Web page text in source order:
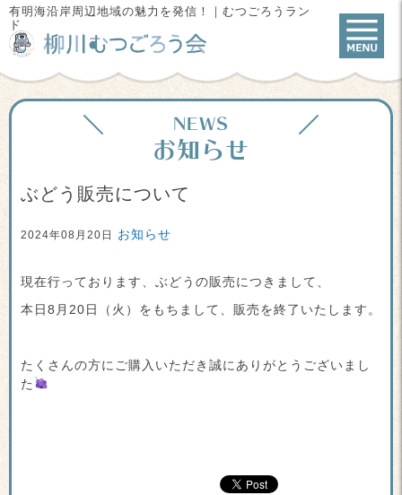
有明海沿岸周辺地域の魅力を発信！｜むつごろうラン
ド
お知らせ
NEWS
ぶどう販売について
2024年08月20日 お知らせ
現在行っております、ぶどうの販売につきまして、
本日8月20日（火）をもちまして、販売を終了いたします。
たくさんの方にご購入いただき誠にありがとうございまし
た